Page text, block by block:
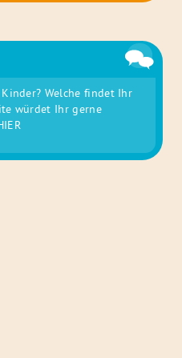
Welche findet Ihr
würdet Ihr gerne